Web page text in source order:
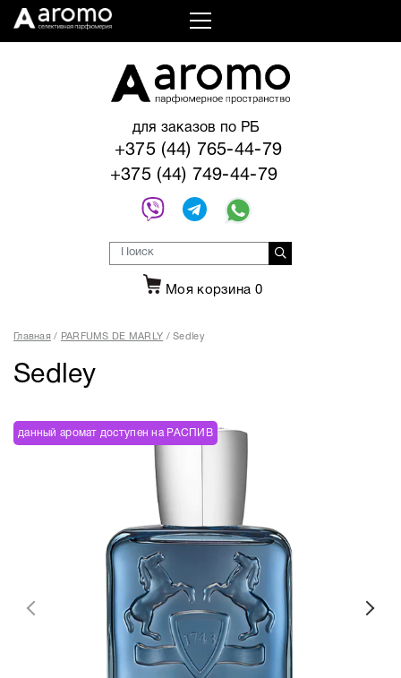
для заказов по РБ
+375 (44) 765-44-79
+375 (44) 749-44-79
Моя корзина 0
Главная PARFUMS DE MARLY Sedley
Sedley
данный аромат доступен на РАСПИВ